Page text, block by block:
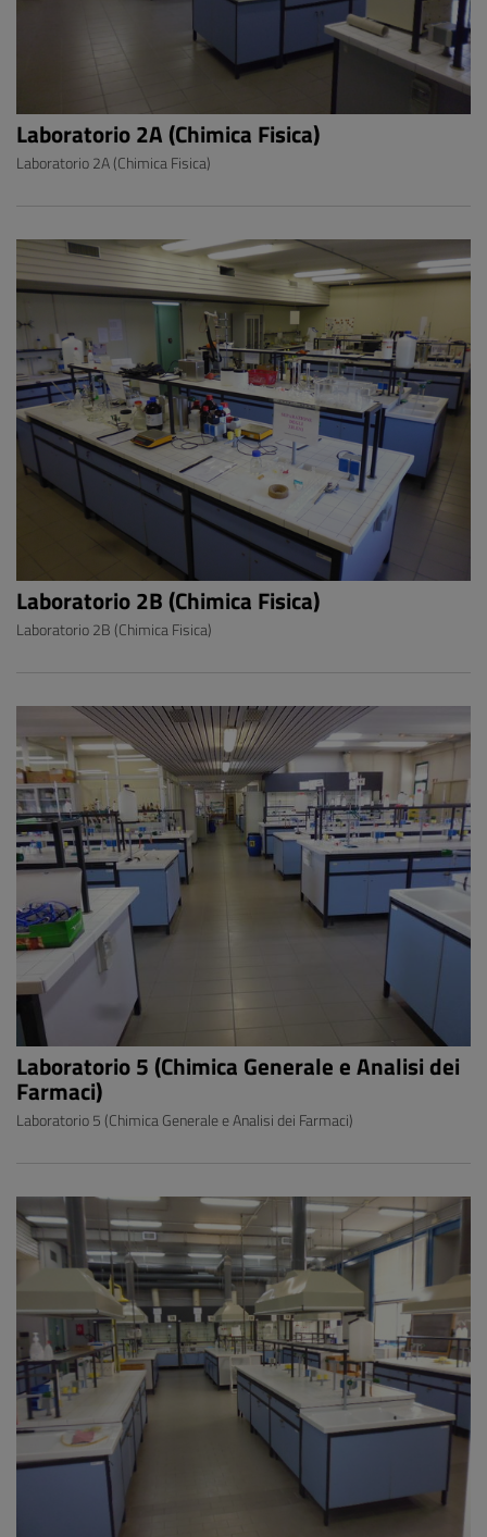
Laboratorio 2A (Chimica Fisica)
Laboratorio 2A (Chimica Fisica)
Laboratorio 2B (Chimica Fisica)
Laboratorio 2B (Chimica Fisica)
Laboratorio 5 (Chimica Generale e Analisi dei
Farmaci)
Laboratorio 5 (Chimica Generale e Analisi dei Farmaci)